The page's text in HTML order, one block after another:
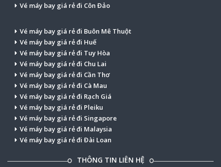
Vé máy bay giá rẻ đi Côn Đảo
Vé máy bay giá rẻ đi Buôn Mê Thuột
Vé máy bay giá rẻ đi Huế
Vé máy bay giá rẻ đi Tuy Hòa
Vé máy bay giá rẻ đi Chu Lai
Vé máy bay giá rẻ đi Cần Thơ
Vé máy bay giá rẻ đi Cà Mau
Vé máy bay giá rẻ đi Rạch Giá
Vé máy bay giá rẻ đi Pleiku
Vé máy bay giá rẻ đi Singapore
Vé máy bay giá rẻ đi Malaysia
Vé máy bay giá rẻ đi Đài Loan
THÔNG TIN LIÊN HỆ